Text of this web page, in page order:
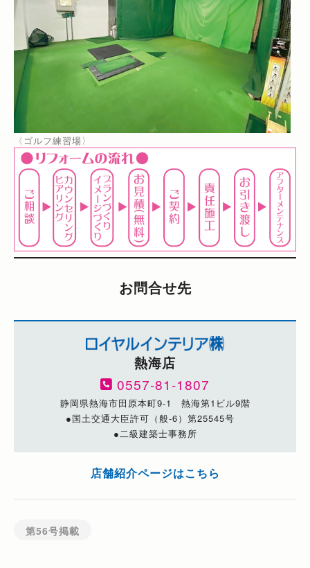
〈ゴルフ練習場〉
お問合せ先
熱海店
0557-81-1807
静岡県熱海市田原本町9-1 熱海第1ビル9階
●国土交通大臣許可（般-6）第25545号
●二級建築士事務所
店舗紹介ページはこちら
第56号掲載